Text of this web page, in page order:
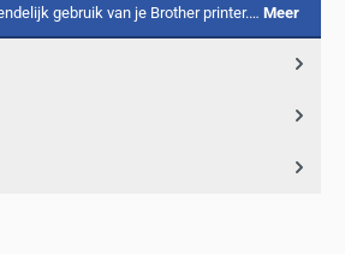
gebruik van je Brother printer.… Meer